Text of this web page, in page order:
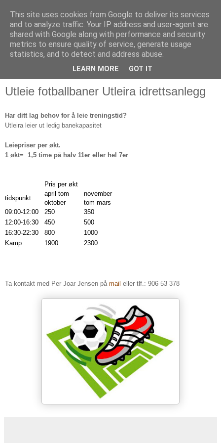
Utleie fotballbaner Utleira idrettsanlegg
Har ditt lag behov for å leie treningstid?
Utleira leier ut ledig banekapasitet
Leiepriser per økt.
1 økt= 1,5 time på halv 11er eller hel 7er
Pris per økt
tidspunkt
april tom
oktober
november
tom mars
09:00-12:00
250
350
12:00-16:30
450
500
16:30-22:30
800
1000
Kamp
1900 2300
Ta kontakt med Per Joar Jensen på mail eller tlf.: 906 53 378
This site uses cookies from Google to deliver its services
and to analyze traffic. Your IP address and user-agent are
shared with Google along with performance and security
metrics to ensure quality of service, generate usage
statistics, and to detect and address abuse.
LEARN MORE GOT IT